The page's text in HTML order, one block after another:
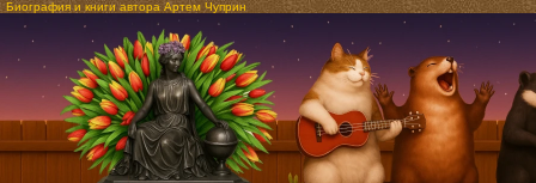
Биография и книги автора Артем Чуприн